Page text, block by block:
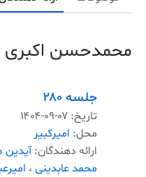
محمدحسن اکبری
جلسه ۲۸۰
تاریخ: ۱۴۰۴-۰۹-۰۷
محل: امیرکبیر
ارائه دهندگان:آیدین
محمد عابدینی ،